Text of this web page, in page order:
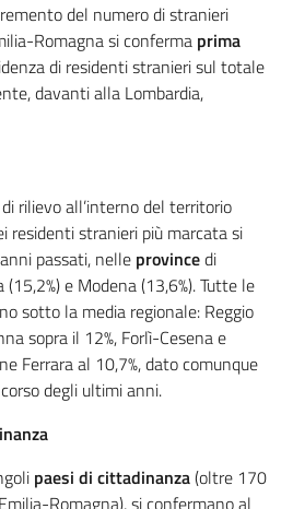
del numero di stranieri
Romagna si conferma prima
di residenti stranieri sul totale
davanti alla Lombardia,
rilievo all’interno del territorio
residenti stranieri più marcata si
passati, nelle provincedi
(15,2%) e Modena (13,6%). Tutte le
sotto la media regionale: Reggio
sopra il 12%, Forlì-Cesena e
Ferrara al 10,7%, dato comunque
degli ultimi anni.
paesi di cittadinanza(oltre 170
Romagna), si confermano al